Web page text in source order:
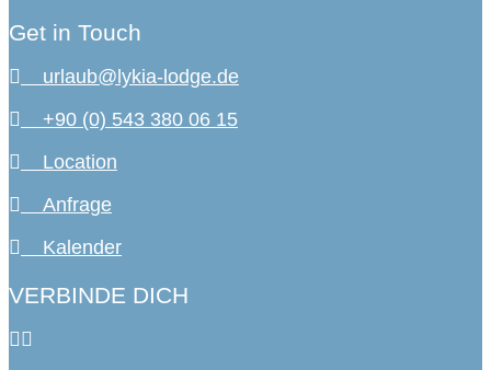
Get in Touch
urlaub@lykia-lodge.de
+90 (0) 543 380 06 15
Location
Anfrage
Kalender
VERBINDE DICH